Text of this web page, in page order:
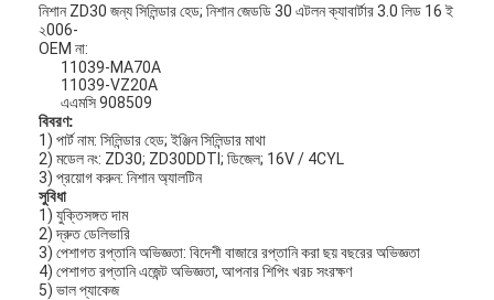
নিশান ZD30 জন্য সিলিন্ডার হেড; নিশান জেডডি 30 এটলন ক্যাবার্টার 3.0 লিড 16 ই
২006-
OEM না:
11039-MA70A
11039-VZ20A
এএমসি 908509
বিবরণ:
1) পার্ট নাম: সিলিন্ডার হেড; ইঞ্জিন সিলিন্ডার মাথা
2) মডেল নং: ZD30; ZD30DDTI; ডিজেল; 16V / 4CYL
3) প্রয়োগ করুন: নিশান অ্যালটিন
সুবিধা
1) যুক্তিসঙ্গত দাম
2) দ্রুত ডেলিভারি
3) পেশাগত রপ্তানি অভিজ্ঞতা: বিদেশী বাজারে রপ্তানি করা ছয় বছরের অভিজ্ঞতা
4) পেশাগত রপ্তানি এজেন্ট অভিজ্ঞতা, আপনার শিপিং খরচ সংরক্ষণ
5) ভাল প্যাকেজ